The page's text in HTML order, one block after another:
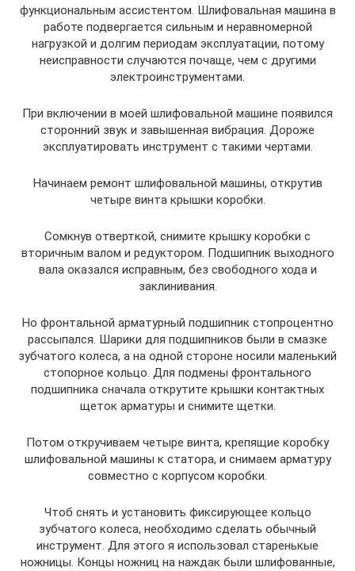
функциональным ассистентом. Шлифовальная машина в
работе подвергается сильным и неравномерной
нагрузкой и долгим периодам эксплуатации, потому
неисправности случаются почаще, чем с другими
электроинструментами.
При включении в моей шлифовальной машине появился
сторонний звук и завышенная вибрация. Дороже
эксплуатировать инструмент с такими чертами.
Начинаем ремонт шлифовальной машины, открутив
четыре винта крышки коробки.
Сомкнув отверткой, снимите крышку коробки с
вторичным валом и редуктором. Подшипник выходного
вала оказался исправным, без свободного хода и
заклинивания.
Но фронтальной арматурный подшипник стопроцентно
рассыпался. Шарики для подшипников были в смазке
зубчатого колеса, а на одной стороне носили маленький
стопорное кольцо. Для подмены фронтального
подшипника сначала открутите крышки контактных
щеток арматуры и снимите щетки.
Потом откручиваем четыре винта, крепящие коробку
шлифовальной машины к статора, и снимаем арматуру
совместно с корпусом коробки.
Чтоб снять и установить фиксирующее кольцо
зубчатого колеса, необходимо сделать обычный
инструмент. Для этого я использовал старенькые
ножницы. Концы ножниц на наждак были шлифованные,